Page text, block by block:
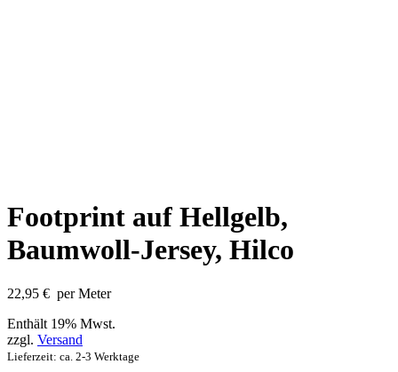
Footprint auf Hellgelb,
Baumwoll-Jersey, Hilco
22,95 € per Meter
Enthält 19% Mwst.
zzgl. Versand
Lieferzeit: ca. 2-3 Werktage